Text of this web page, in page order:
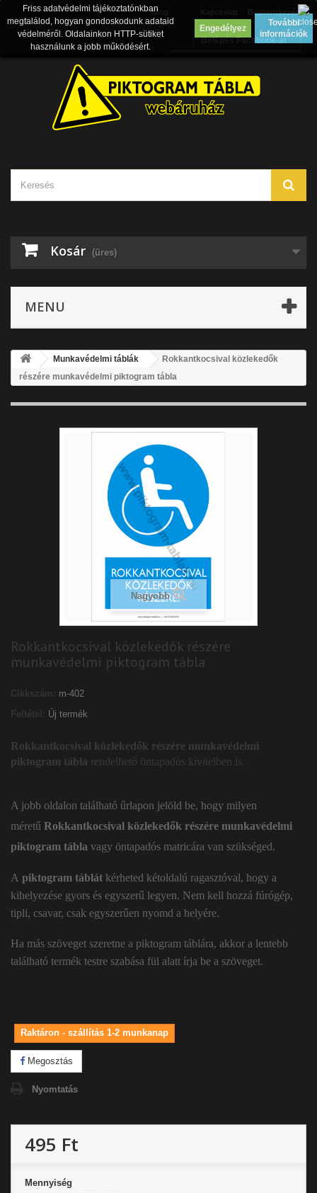
Bejelentkezés
Blog
Belépés Facebook-al
Kosár (üres)
MENU
Friss adatvédelmi tájékoztatónkban
megtalálod, hogyan gondoskodunk adataid
védelméről. Oldalainkon HTTP-sütiket
használunk a jobb működésért.
Engedélyez
További
információk
Munkavédelmi táblák
Rokkantkocsival közlekedők
részére munkavédelmi piktogram tábla
Nagyobb
Rokkantkocsival közlekedők részére
munkavédelmi piktogram tábla
Cikkszám: m-402
Feltétel: Új termék
Rokkantkocsival közlekedők részére munkavédelmi
piktogram tábla rendelhető öntapadós kivitelben is.
A jobb oldalon található űrlapon jelöld be, hogy milyen
méretű Rokkantkocsival közlekedők részére munkavédelmi
piktogram tábla vagy öntapadós matricára van szükséged.
A piktogram táblát kérheted kétoldalú ragasztóval, hogy a
kihelyezése gyors és egyszerű legyen. Nem kell hozzá fúrógép,
tipli, csavar, csak egyszerűen nyomd a helyére.
Ha más szöveget szeretne a piktogram táblára, akkor a lentebb
található termék testre szabása fül alatt írja be a szöveget.
Raktáron - szállítás 1-2 munkanap
Megosztás
Nyomtatás
495 Ft
Mennyiség